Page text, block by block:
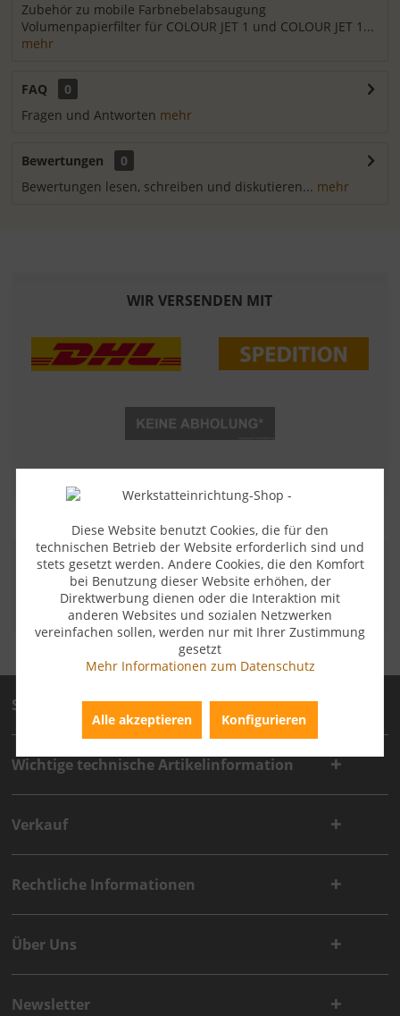
Zubehör zu mobile Farbnebelabsaugung
Volumenpapierfilter für COLOUR JET 1 und COLOUR JET 1...
mehr
FAQ
0
Fragen und Antworten mehr
Bewertungen
0
Bewertungen lesen, schreiben und diskutieren... mehr
WIR VERSENDEN MIT
ZAHLUNGSARTEN
Service
Wichtige technische Artikelinformation
Verkauf
Rechtliche Informationen
Über Uns
Newsletter
Diese Website benutzt Cookies, die für den
technischen Betrieb der Website erforderlich sind und
stets gesetzt werden. Andere Cookies, die den Komfort
bei Benutzung dieser Website erhöhen, der
Direktwerbung dienen oder die Interaktion mit
anderen Websites und sozialen Netzwerken
vereinfachen sollen, werden nur mit Ihrer Zustimmung
gesetzt
Mehr Informationen zum Datenschutz
Alle akzeptieren Konfigurieren